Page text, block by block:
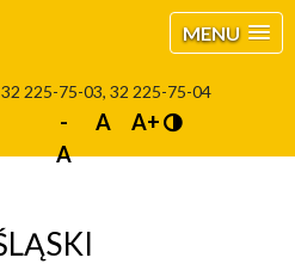
MENU
32 225-75-03, 32 225-75-04
-
A
A A+